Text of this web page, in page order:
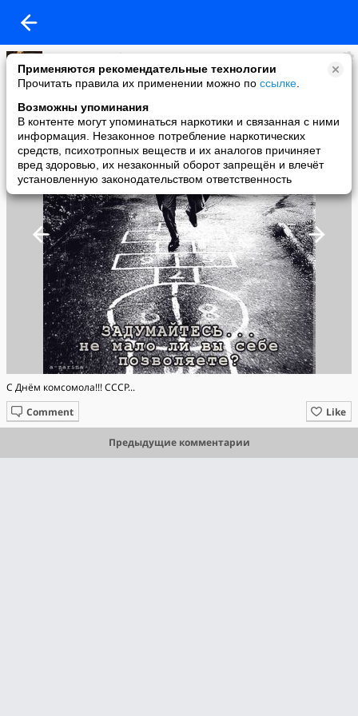
Применяются рекомендательные технологии
Прочитать правила их применении можно по ссылке
Возможны упоминания
В контенте могут упоминаться наркотики и связанная с ними
информация. Незаконное потребление наркотических
средств, психотропных веществ и их аналогов причиняет
вред здоровью, их незаконный оборот запрещён и влечёт
установленную законодательством ответственность
владимир рябченко
added a photo
29 Oct в 10:05
С Днём комсомола!!! СССР...
Like
Comment
Предыдущие комментарии